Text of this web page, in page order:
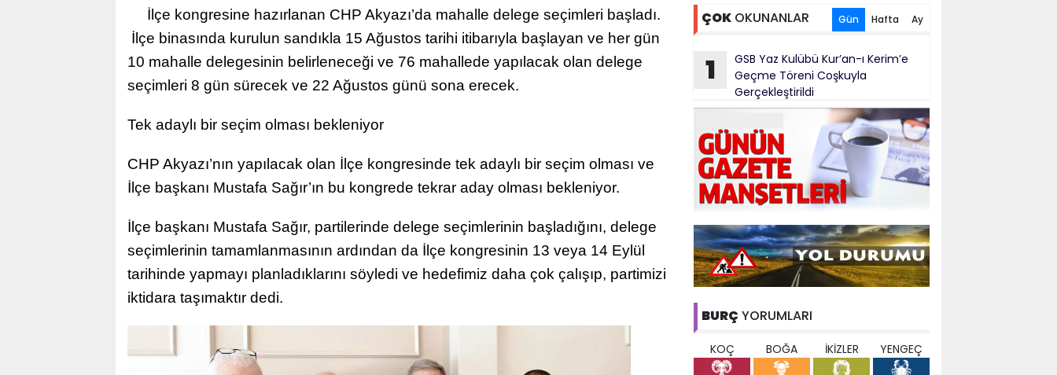
İlçe kongresine hazırlanan CHP Akyazı’da mahalle delege seçimleri başladı.
İlçe binasında kurulun sandıkla 15 Ağustos tarihi itibarıyla başlayan ve her gün
10 mahalle delegesinin belirleneceği ve 76 mahallede yapılacak olan delege
seçimleri 8 gün sürecek ve 22 Ağustos günü sona erecek.
Tek adaylı bir seçim olması bekleniyor
CHP Akyazı’nın yapılacak olan İlçe kongresinde tek adaylı bir seçim olması ve
İlçe başkanı Mustafa Sağır’ın bu kongrede tekrar aday olması bekleniyor.
İlçe başkanı Mustafa Sağır, partilerinde delege seçimlerinin başladığını, delege
seçimlerinin tamamlanmasının ardından da İlçe kongresinin 13 veya 14 Eylül
tarihinde yapmayı planladıklarını söyledi ve hedefimiz daha çok çalışıp, partimizi
iktidara taşımaktır dedi.
ÇOK OKUNANLAR Gün Hafta Ay
1
GSB Yaz Kulübü Kur’an-ı Kerim’e
Geçme Töreni Coşkuyla
Gerçekleştirildi
BURÇ YORUMLARI
KOÇ BOĞA İKİZLER YENGEÇ